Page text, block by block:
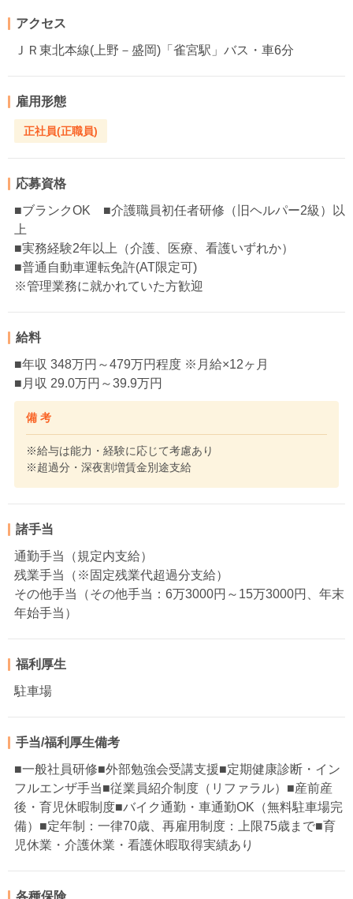
アクセス
ＪＲ東北本線(上野－盛岡)「雀宮駅」バス・車6分
雇用形態
正社員(正職員)
応募資格
■ブランクOK ■介護職員初任者研修（旧ヘルパー2級）以
上
■実務経験2年以上（介護、医療、看護いずれか）
■普通自動車運転免許(AT限定可)
※管理業務に就かれていた方歓迎
給料
■年収 348万円～479万円程度 ※月給×12ヶ月
■月収 29.0万円～39.9万円
備 考
※給与は能力・経験に応じて考慮あり
※超過分・深夜割増賃金別途支給
諸手当
通勤手当（規定内支給）
残業手当（※固定残業代超過分支給）
その他手当（その他手当：6万3000円～15万3000円、年末
年始手当）
福利厚生
駐車場
手当/福利厚生備考
■一般社員研修■外部勉強会受講支援■定期健康診断・イン
フルエンザ手当■従業員紹介制度（リファラル）■産前産
後・育児休暇制度■バイク通勤・車通勤OK（無料駐車場完
備）■定年制：一律70歳、再雇用制度：上限75歳まで■育
児休業・介護休業・看護休暇取得実績あり
各種保険